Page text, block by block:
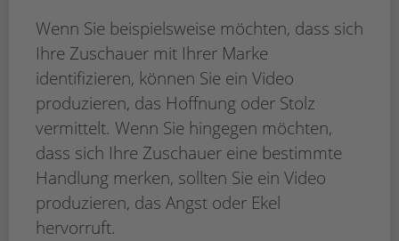
Wenn Sie beispielsweise möchten, dass sich
Ihre Zuschauer mit Ihrer Marke
identifizieren, können Sie ein Video
produzieren, das Hoffnung oder Stolz
vermittelt. Wenn Sie hingegen möchten,
dass sich Ihre Zuschauer eine bestimmte
Handlung merken, sollten Sie ein Video
produzieren, das Angst oder Ekel
hervorruft.